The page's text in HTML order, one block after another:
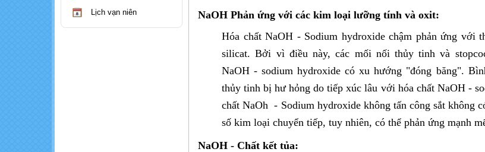
methanol, 1...
Lịch vạn niên
NaOH Phản ứng với các kim loại lưỡng tính và oxit:
Hóa chất NaOH - Sodium hydroxide chậm phản ứng với
silicat. Bởi vì điều này, các mối nối thủy tinh và
NaOH - sodium hydroxide có xu hướng "đóng băng".
thủy tinh bị hư hỏng do tiếp xúc lâu với hóa chất NaOH -
chất NaOh - Sodium hydroxide không tấn công sắt không
số kim loại chuyển tiếp, tuy nhiên, có thể phản ứng mạnh
NaOH - Chất kết tủa: